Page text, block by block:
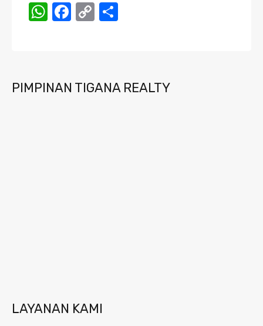
WhatsApp
Facebook
Copy
PIMPINAN TIGANA REALTY
LAYANAN KAMI